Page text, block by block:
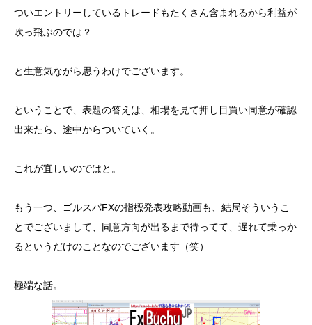
ついエントリーしているトレードもたくさん含まれるから利益が
吹っ飛ぶのでは？
と生意気ながら思うわけでございます。
ということで、表題の答えは、相場を見て押し目買い同意が確認
出来たら、途中からついていく。
これが宜しいのではと。
もう一つ、ゴルスパFXの指標発表攻略動画も、結局そういうこ
とでございまして、同意方向が出るまで待ってて、遅れて乗っか
るというだけのことなのでございます（笑）
極端な話。